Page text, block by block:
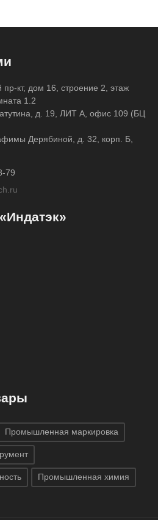
пр-кт, дом 16, строение 2, этаж
1.2
д. 19, ЛИТ А, офис 109 (БЦ
Дерябиной, д. 32, корп. Б,
79
Промышленная маркировка
Промышленная химия